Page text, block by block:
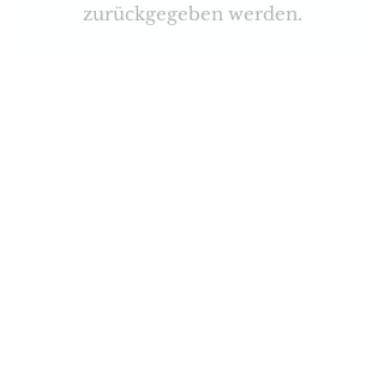
zurückgegeben werden.